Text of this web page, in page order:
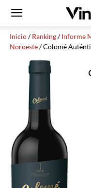
Inicio/Ranking/Informe
Noroeste/ Colomé